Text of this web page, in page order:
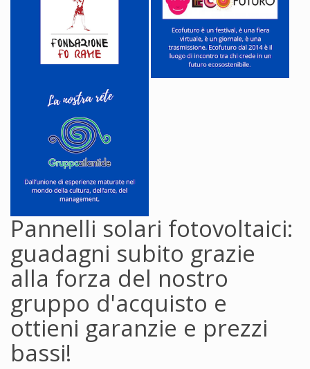
Pannelli solari fotovoltaici:
guadagni subito grazie
alla forza del nostro
gruppo d'acquisto e
ottieni garanzie e prezzi
bassi!